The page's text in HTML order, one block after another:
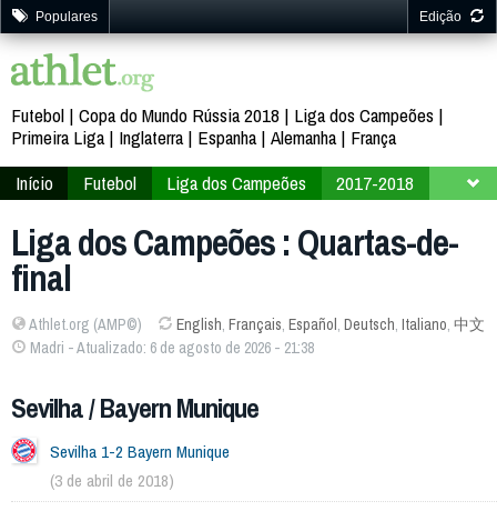
Populares Edição
Futebol Copa do Mundo Rússia 2018
Liga dos Campeões
Primeira Liga
Inglaterra Espanha Alemanha
França
Início
Futebol Liga dos Campeões
2017-2018
Liga dos Campeões : Quartas-de-
final
Athlet.org (AMP©) English, Français, Español, Deutsch, Italiano, 中文
Madri - Atualizado: 6 de agosto de 2026 - 21:38
Sevilha / Bayern Munique
Sevilha 1-2 Bayern Munique
(3 de abril de 2018)